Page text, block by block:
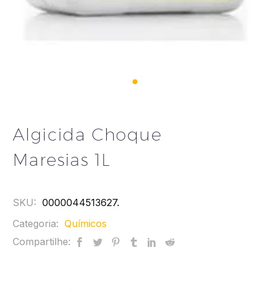
Algicida Choque
Maresias 1L
SKU: 0000044513627.
Categoria: Químicos
Compartilhe: